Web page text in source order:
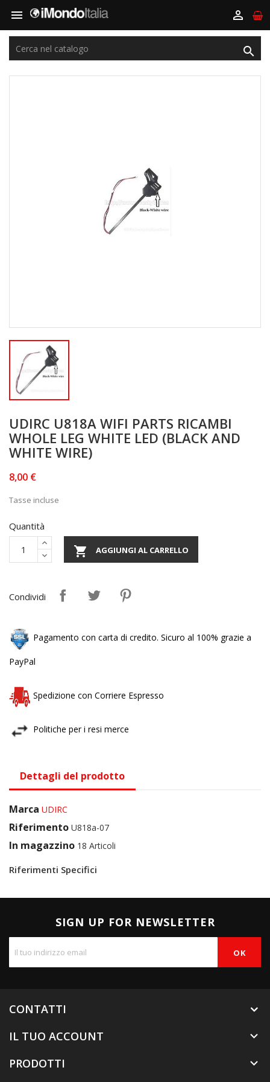
 

UDIRC U818A WIFI PARTS RICAMBI
WHOLE LEG WHITE LED (BLACK AND
WHITE WIRE)
8,00 €
Tasse incluse
Quantità
 AGGIUNGI AL CARRELLO
Condividi
Pagamento con carta di credito. Sicuro al 100% grazie a
PayPal
Spedizione con Corriere Espresso
Politiche per i resi merce
Dettagli del prodotto
Marca UDIRC
Riferimento U818a-07
In magazzino 18 Articoli
Riferimenti Specifici
SIGN UP FOR NEWSLETTER
CONTATTI
IL TUO ACCOUNT

PRODOTTI 